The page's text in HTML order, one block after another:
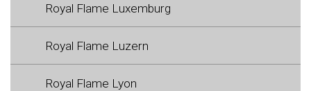
Royal Flame Luxemburg
Royal Flame Luzern
Royal Flame Lyon